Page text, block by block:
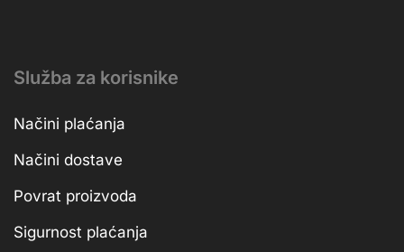
Služba za korisnike
Načini plaćanja
Načini dostave
Povrat proizvoda
Sigurnost plaćanja